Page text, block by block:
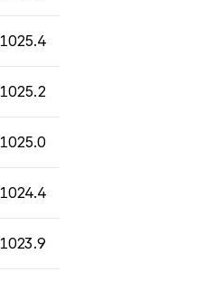
1025.4
1025.2
1025.0
1024.4
1023.9